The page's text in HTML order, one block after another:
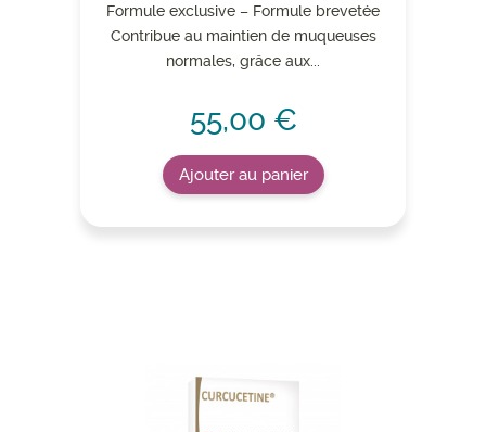
Formule exclusive – Formule brevetée
Contribue au maintien de muqueuses
normales, grâce aux...
55,00 €
Ajouter au panier